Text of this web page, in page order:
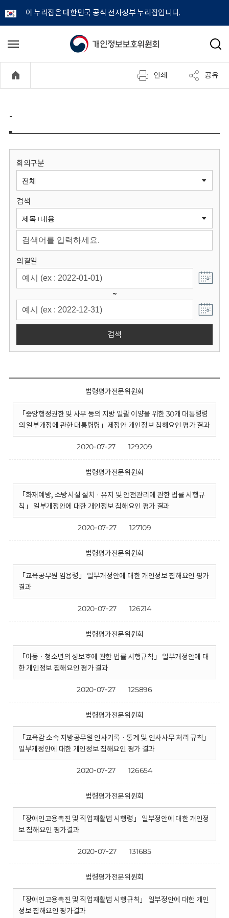
이 누리집은 대한민국 공식 전자정부 누리집입니다.
개
정
보
원
회
메
기
검
인쇄 공유
-
회의구분
검색
의결일
~
검색
법령평가전문위원회
「중앙행정권한 및 사무 등의 지방 일괄 이양을 위한 30개 대통령령
의 일부개정에 관한 대통령령」제정안 개인정보 침해요인 평가 결과
2020-07-27 129209
법령평가전문위원회
「화재예방, 소방시설 설치 · 유지 및 안전관리에 관한 법률 시행규
칙」 일부개정안에 대한 개인정보 침해요인 평가 결과
2020-07-27 127109
법령평가전문위원회
「교육공무원 임용령」 일부개정안에 대한 개인정보 침해요인 평가
결과
2020-07-27 126214
법령평가전문위원회
「아동 · 청소년의 성보호에 관한 법률 시행규칙」 일부개정안에 대
한 개인정보 침해요인 평가 결과
2020-07-27 125896
법령평가전문위원회
「교육감 소속 지방공무원 인사기록 · 통계 및 인사사무 처리 규칙」
일부개정안에 대한 개인정보 침해요인 평가 결과
2020-07-27 126654
법령평가전문위원회
「장애인고용촉진 및 직업재활법 시행령」 일부정안에 대한 개인정
보 침해요인 평가결과
2020-07-27 131685
법령평가전문위원회
「장애인고용촉진 및 직업재활법 시행규칙」 일부정안에 대한 개인
정보 침해요인 평가결과